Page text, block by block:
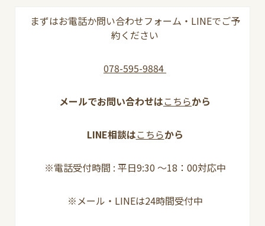
まずはお電話か問い合わせフォーム・LINEでご予
約ください
078-595-9884
メールでお問い合わせはこちらから
LINE相談はこちらから
※電話受付時間 : 平日9:30 ～18：00対応中
※メール・LINEは24時間受付中